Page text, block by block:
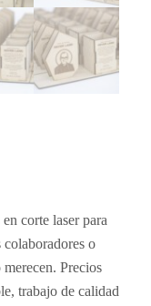
corte laser para
o
Precios
trabajo de calidad